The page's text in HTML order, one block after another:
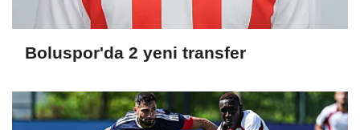
Boluspor'da 2 yeni transfer